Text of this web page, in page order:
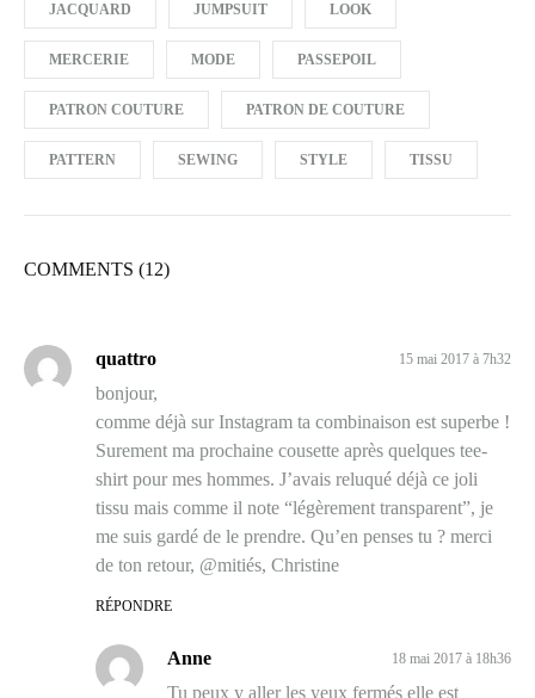
JACQUARD JUMPSUIT LOOK
MERCERIE MODE PASSEPOIL
PATRON COUTURE PATRON DE COUTURE
PATTERN SEWING STYLE TISSU
COMMENTS (12)
quattro 15 mai 2017 à 7h32
bonjour,
comme déjà sur Instagram ta combinaison est superbe !
Surement ma prochaine cousette après quelques tee-
shirt pour mes hommes. J’avais reluqué déjà ce joli
tissu mais comme il note “légèrement transparent”, je
me suis gardé de le prendre. Qu’en penses tu ? merci
de ton retour, @mitiés, Christine
RÉPONDRE
Anne 18 mai 2017 à 18h36
Tu peux y aller les yeux fermés elle est